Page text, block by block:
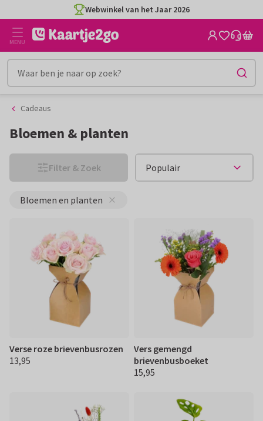
naar
inhoud
naar
het
filter
MENU
Cadeaus
Bloemen & planten
Filter & Zoek
Bloemen en planten
Verse roze brievenbusrozen
€ 13,95
13,95
Vers gemengd
brievenbusboeket
€ 15,95
15,95